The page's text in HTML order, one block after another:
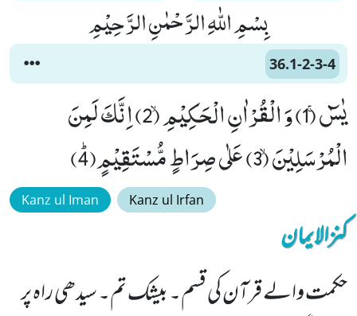
بِسْمِ اللّٰهِ الرَّحْمٰنِ الرَّحِیْمِ
36.1-2-3-4
یٰسٓۚ (1) وَ الْقُرْاٰنِ الْحَكِیْمِۙ (2) اِنَّكَ لَمِنَ
الْمُرْسَلِیْنَۙ (3) عَلٰى صِرَاطٍ مُّسْتَقِیْمٍﭤ(4)
Kanz ul Iman Kanz ul Irfan
کنزالایمان
حکمت والے قرآن کی قسم۔ بیشک تم۔ سیدھی راہ پر